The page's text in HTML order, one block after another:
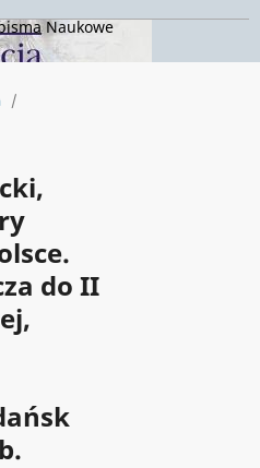
Naukowe
/
do II